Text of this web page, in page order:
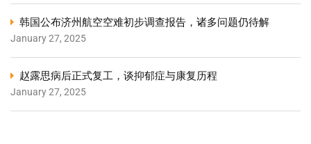
韩国公布济州航空空难初步调查报告，诸多问题仍待解
January 27, 2025
赵露思病后正式复工，谈抑郁症与康复历程
January 27, 2025